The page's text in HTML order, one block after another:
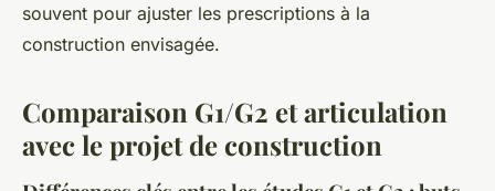
souvent pour ajuster les prescriptions à la
construction envisagée.
Comparaison G1/G2 et articulation
avec le projet de construction